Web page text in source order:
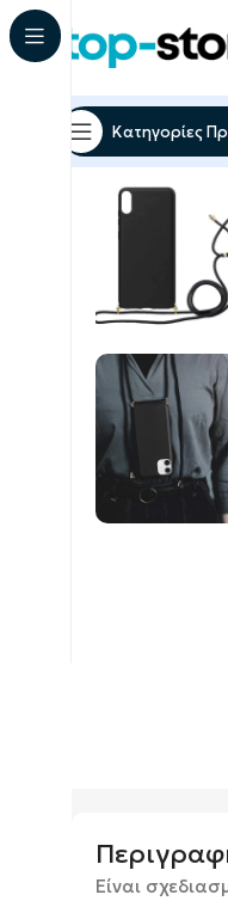
Κατηγορίες
Αρχική σελίδα
Είναι